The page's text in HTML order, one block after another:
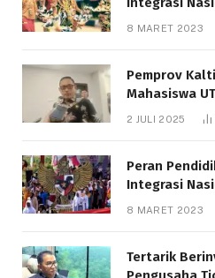
8 MARET 2023
Pemprov
Mahasiswa
Bantuan
2 JULI 2025
Peran
Integrasi
8 MARET 2023
Tertarik